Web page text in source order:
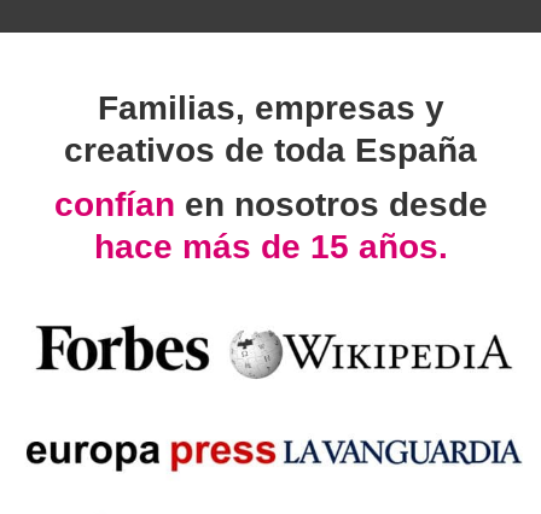
Familias, empresas y
creativos de toda España
confían en nosotros desde
hace más de 15 años.